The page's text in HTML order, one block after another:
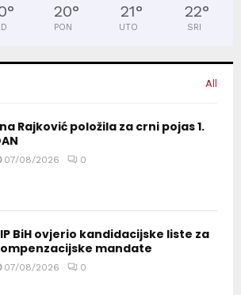
° 20°
PON
21°
UTO
22°
SRI
All
Rajković položila za crni pojas 1.
07/08/2026 0
BiH ovjerio kandidacijske liste za
mandate
07/08/2026 0